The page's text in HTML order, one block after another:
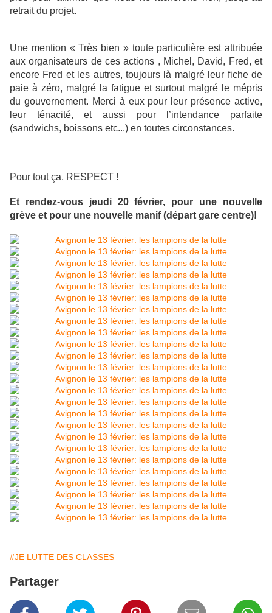
retrait du projet.
Une mention « Très bien » toute particulière est attribuée
aux organisateurs de ces actions , Michel, David, Fred, et
encore Fred et les autres, toujours là malgré leur fiche de
paie à zéro, malgré la fatigue et surtout malgré le mépris
du gouvernement. Merci à eux pour leur présence active,
leur ténacité, et aussi pour l’intendance parfaite
(sandwichs, boissons etc...) en toutes circonstances.
Pour tout ça, RESPECT !
Et rendez-vous jeudi 20 février, pour une nouvelle
grève et pour une nouvelle manif (départ gare centre)!
#JE LUTTE DES CLASSES
Partager